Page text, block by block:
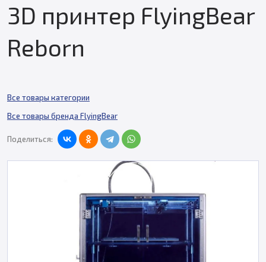
3D принтер FlyingBear
Reborn
Все товары категории
Все товары бренда FlyingBear
Поделиться: